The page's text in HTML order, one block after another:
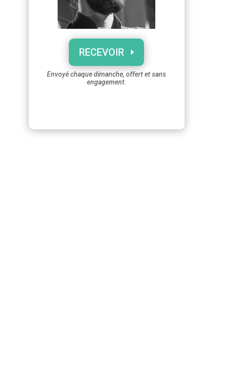
RECEVOIR
Envoyé chaque dimanche, offert et sans
engagement.